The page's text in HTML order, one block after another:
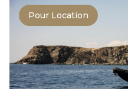
Pour Location